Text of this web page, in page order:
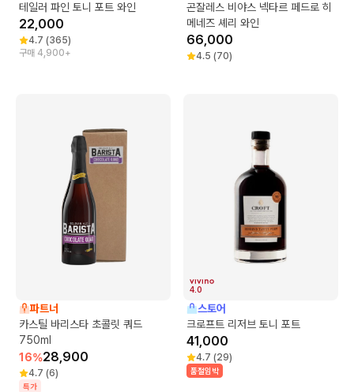
테일러 파인 토니 포트 와인
22,000
4.7 (365)
구매 4,900+
곤잘레스 비야스 넥타르 페드로 히
메네즈 셰리 와인
66,000
4.5 (70)
파트너
카스틸 바리스타 초콜릿 쿼드
750ml
16%28,900
4.7 (6)
특가
4.0
스토어
크로프트 리저브 토니 포트
41,000
4.7 (29)
품절임박